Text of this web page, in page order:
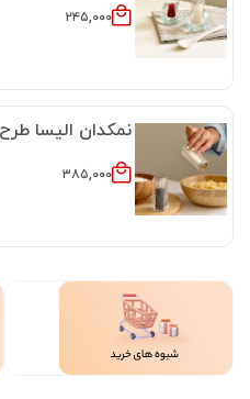
۲۴۵,۰۰۰
نمکدان الیسا طرح
۳۸۵,۰۰۰